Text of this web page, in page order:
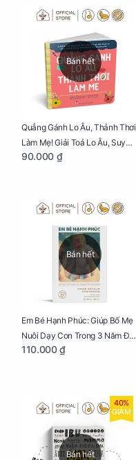
Bán hết
Quẳng Gánh Lo Âu, Thảnh Thơi
Làm Mẹ! Giải Toả Lo Âu, Suy
Nghĩ Tiêu Cực Cho Mẹ
90.000 ₫
Bán hết
Em Bé Hạnh Phúc: Giúp Bố Mẹ
Nuôi Dạy Con Trong 3 Năm Đầu
Đời
110.000 ₫
Bán hết
40%
GIẢM